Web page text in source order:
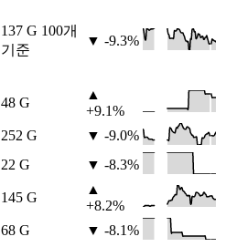
137 G 100개
기준
▼ -9.3%
48 G
▲
+9.1%
252 G
▼ -9.0%
22 G ▼ -8.3%
145 G
▲
+8.2%
68 G ▼ -8.1%